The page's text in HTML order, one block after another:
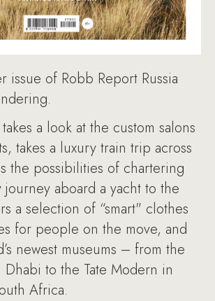
issue of Robb Report Russia
a look at the custom salons
takes a luxury train trip across
the possibilities of chartering
aboard a yacht to the
a selection of “smart" clothes
for people on the move, and
newest museums – from the
to the Tate Modern in
Africa.